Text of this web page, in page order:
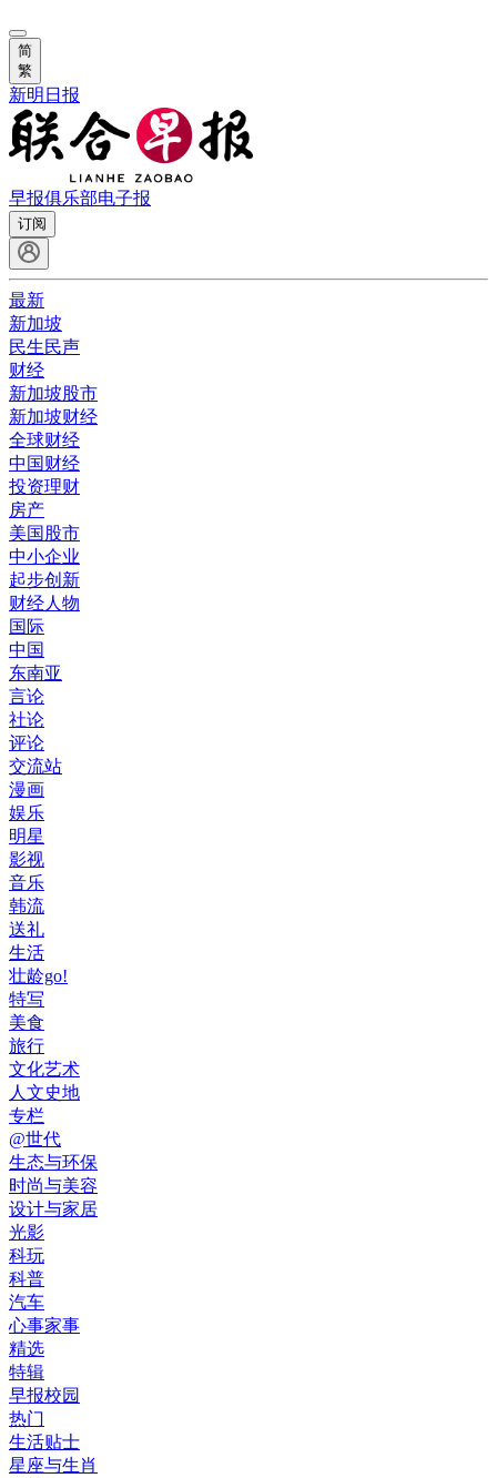
简
繁
新明日报
早报俱乐部电子报
订阅
最新
新加坡
民生民声
财经
新加坡股市
新加坡财经
全球财经
中国财经
投资理财
房产
美国股市
中小企业
起步创新
财经人物
国际
中国
东南亚
言论
社论
评论
交流站
漫画
娱乐
明星
影视
音乐
韩流
送礼
生活
壮龄go!
特写
美食
旅行
文化艺术
人文史地
专栏
@世代
生态与环保
时尚与美容
设计与家居
光影
科玩
科普
汽车
心事家事
精选
特辑
早报校园
热门
生活贴士
星座与生肖